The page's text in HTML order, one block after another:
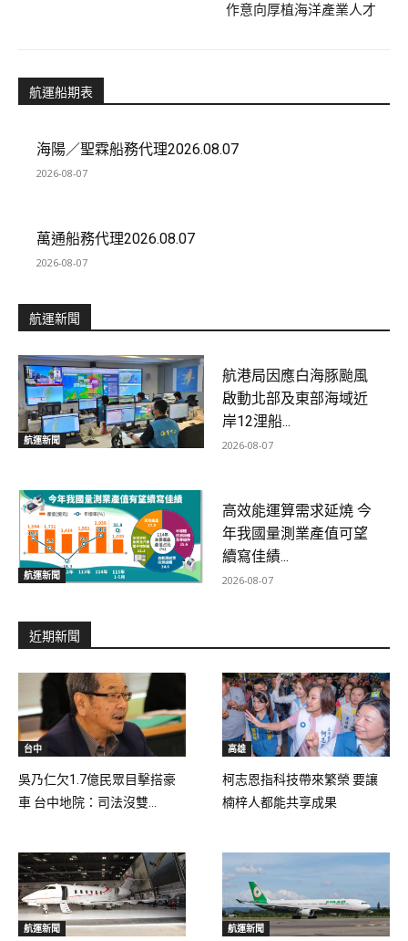
作意向厚植海洋產業人才
航運船期表
海陽／聖霖船務代理2026.08.07
2026-08-07
萬通船務代理2026.08.07
2026-08-07
航運新聞
航運新聞
航港局因應白海豚颱風
啟動北部及東部海域近
岸12浬船...
2026-08-07
航運新聞
高效能運算需求延燒 今
年我國量測業產值可望
續寫佳績...
2026-08-07
近期新聞
台中
吳乃仁欠1.7億民眾目擊搭豪
車 台中地院：司法沒雙...
高雄
柯志恩指科技帶來繁榮 要讓
楠梓人都能共享成果
航運新聞 航運新聞